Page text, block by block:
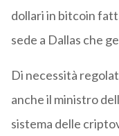
dollari in bitcoin
sede a Dallas che
Di necessità
anche il ministro
sistema delle